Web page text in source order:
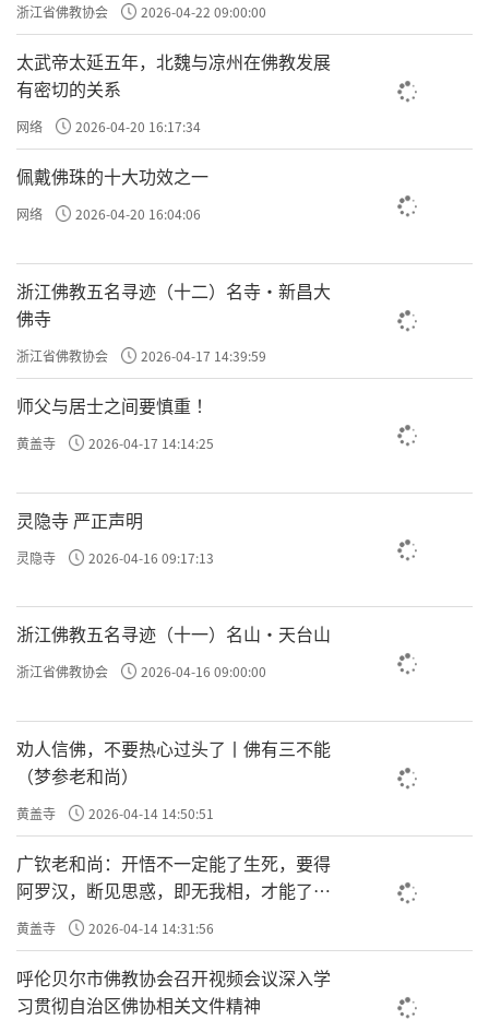
浙江省佛教协会 2026-04-22 09:00:00
太武帝太延五年，北魏与凉州在佛教发展
有密切的关系
网络 2026-04-20 16:17:34
佩戴佛珠的十大功效之一
网络 2026-04-20 16:04:06
浙江佛教五名寻迹（十二）名寺·新昌大
佛寺
浙江省佛教协会 2026-04-17 14:39:59
师父与居士之间要慎重 ！
黄盖寺 2026-04-17 14:14:25
灵隐寺 严正声明
灵隐寺 2026-04-16 09:17:13
浙江佛教五名寻迹（十一）名山·天台山
浙江省佛教协会 2026-04-16 09:00:00
劝人信佛，不要热心过头了丨佛有三不能
（梦参老和尚）
黄盖寺 2026-04-14 14:50:51
广钦老和尚：开悟不一定能了生死，要得
阿罗汉，断见思惑，即无我相，才能了生
死
黄盖寺 2026-04-14 14:31:56
呼伦贝尔市佛教协会召开视频会议深入学
习贯彻自治区佛协相关文件精神